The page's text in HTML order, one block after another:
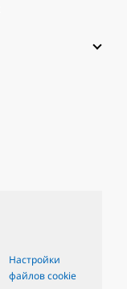
Настройки
файлов cookie